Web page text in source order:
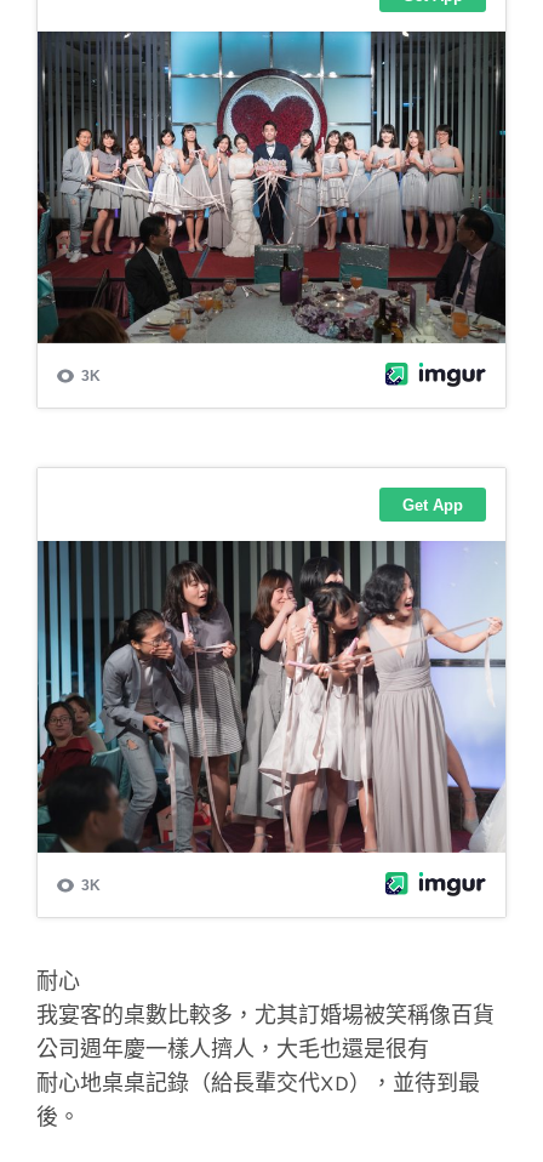
耐心
我宴客的桌數比較多，尤其訂婚場被笑稱像百貨
公司週年慶一樣人擠人，大毛也還是很有
耐心地桌桌記錄（給長輩交代XD），並待到最
後。